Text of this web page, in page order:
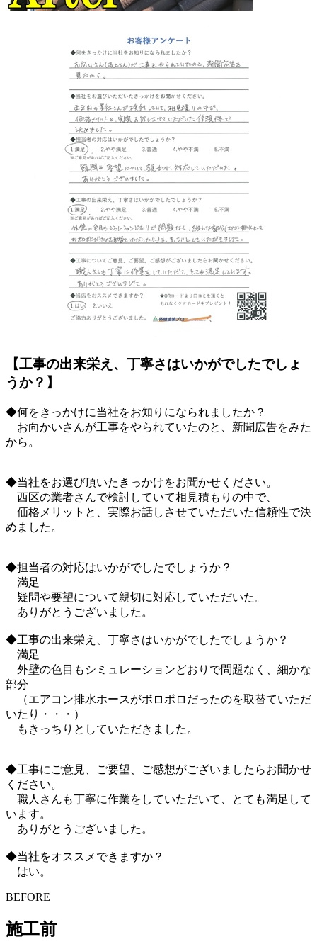
【工事の出来栄え、丁寧さはいかがでしたでしょ
うか？】
◆何をきっかけに当社をお知りになられましたか？
お向かいさんが工事をやられていたのと、新聞広告をみた
から。
◆当社をお選び頂いたきっかけをお聞かせください。
西区の業者さんで検討していて相見積もりの中で、
価格メリットと、実際お話しさせていただいた信頼性で決
めました。
◆担当者の対応はいかがでしたでしょうか？
満足
疑問や要望について親切に対応していただいた。
ありがとうございました。
◆工事の出来栄え、丁寧さはいかがでしたでしょうか？
満足
外壁の色目もシミュレーションどおりで問題なく、細かな
部分
（エアコン排水ホースがボロボロだったのを取替ていただ
いたり・・・）
もきっちりとしていただきました。
◆工事にご意見、ご要望、ご感想がございましたらお聞かせ
ください。
職人さんも丁寧に作業をしていただいて、とても満足して
います。
ありがとうございました。
◆当社をオススメできますか？
はい。
BEFORE
施工前